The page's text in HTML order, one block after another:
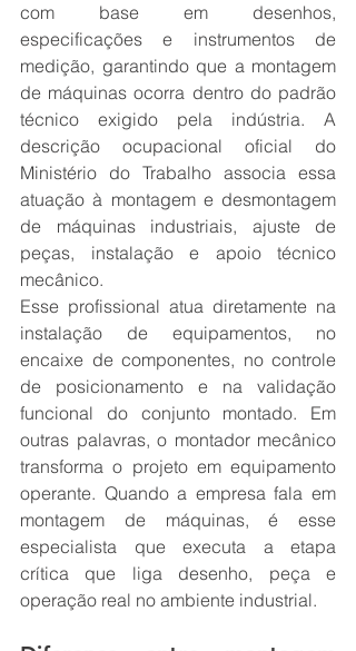
com base em desenhos,
especificações e instrumentos de
medição, garantindo que a montagem
de máquinas ocorra dentro do padrão
técnico exigido pela indústria. A
descrição ocupacional oficial do
Ministério do Trabalho associa essa
atuação à montagem e desmontagem
de máquinas industriais, ajuste de
peças, instalação e apoio técnico
mecânico.
Esse profissional atua diretamente na
instalação de equipamentos, no
encaixe de componentes, no controle
de posicionamento e na validação
funcional do conjunto montado. Em
outras palavras, o montador mecânico
transforma o projeto em equipamento
operante. Quando a empresa fala em
montagem de máquinas, é esse
especialista que executa a etapa
crítica que liga desenho, peça e
operação real no ambiente industrial.